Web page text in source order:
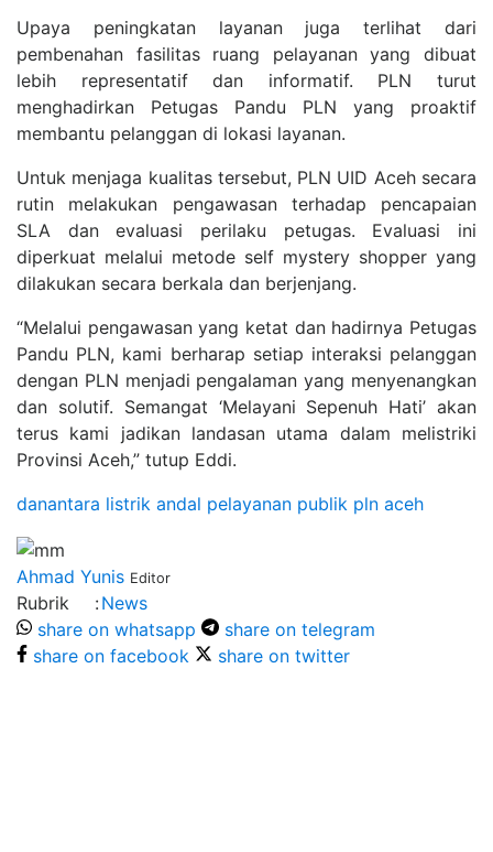
Upaya peningkatan layanan juga terlihat dari
pembenahan fasilitas ruang pelayanan yang dibuat
lebih representatif dan informatif. PLN turut
menghadirkan Petugas Pandu PLN yang proaktif
membantu pelanggan di lokasi layanan.
Untuk menjaga kualitas tersebut, PLN UID Aceh secara
rutin melakukan pengawasan terhadap pencapaian
SLA dan evaluasi perilaku petugas. Evaluasi ini
diperkuat melalui metode self mystery shopper yang
dilakukan secara berkala dan berjenjang.
“Melalui pengawasan yang ketat dan hadirnya Petugas
Pandu PLN, kami berharap setiap interaksi pelanggan
dengan PLN menjadi pengalaman yang menyenangkan
dan solutif. Semangat ‘Melayani Sepenuh Hati’ akan
terus kami jadikan landasan utama dalam melistriki
Provinsi Aceh,” tutup Eddi.
danantara listrik andal pelayanan publik pln aceh
Ahmad Yunis Editor
Rubrik :News
share on whatsapp
share on telegram
share on facebook
share on twitter